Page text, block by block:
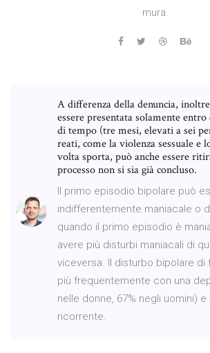
mura.
A differenza della denuncia,
essere presentata solamente
di tempo (tre mesi, elevati a sei
reati, come la violenza sessuale e
volta sporta, può anche essere
processo non si sia già concluso.
Il primo episodio bipolare può
indifferentemente maniacale o
quando il primo episodio è
avere più disturbi maniacali di
viceversa. Il disturbo bipolare di
più frequentemente con una
nelle donne, 67% negli uomini)
ricorrente.